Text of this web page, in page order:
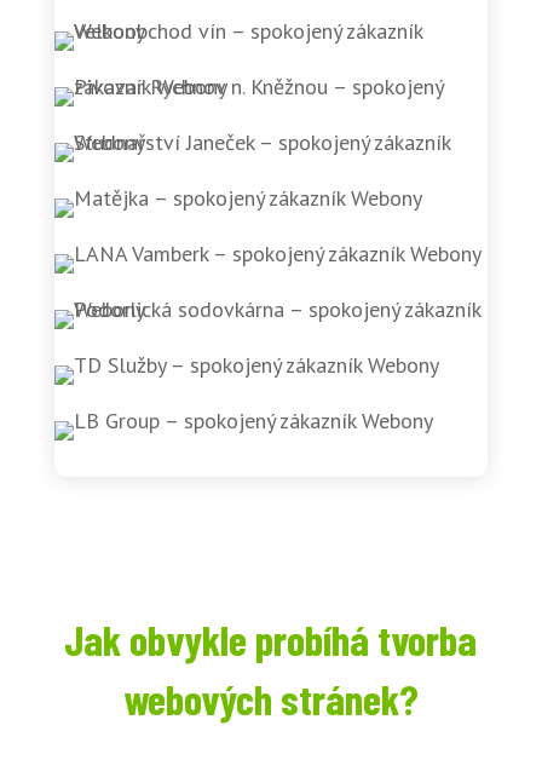
Jak obvykle probíhá tvorba
webových stránek?